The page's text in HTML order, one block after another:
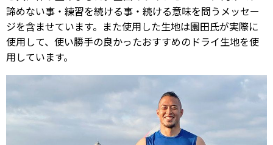
諦めない事・練習を続ける事・続ける意味を問うメッセー
ジを含ませています。また使用した生地は園田氏が実際に
使用して、使い勝手の良かったおすすめのドライ生地を使
用しています。